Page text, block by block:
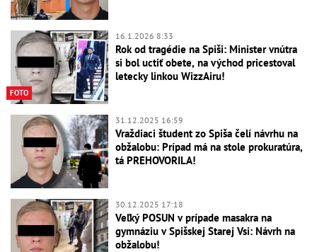
FOTO
16.1.2026 8:33
Rok od tragédie na Spiši: Minister vnútra
si bol uctiť obete, na východ pricestoval
letecky linkou WizzAiru!
31.12.2025 16:59
Vraždiaci študent zo Spiša čelí návrhu na
obžalobu: Prípad má na stole prokuratúra,
tá PREHOVORILA!
30.12.2025 17:18
Veľký POSUN v prípade masakra na
gymnáziu v Spišskej Starej Vsi: Návrh na
obžalobu!